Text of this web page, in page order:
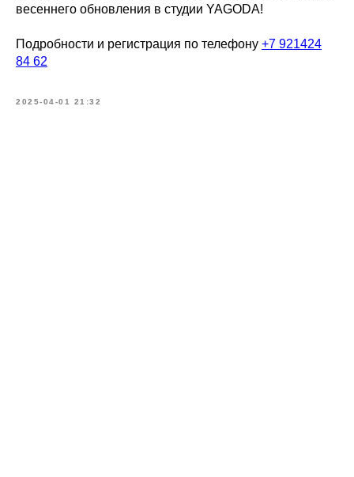
весеннего обновления в студии YAGODA!
Подробности и регистрация по телефону +7 921424
84 62
2025-04-01 21:32